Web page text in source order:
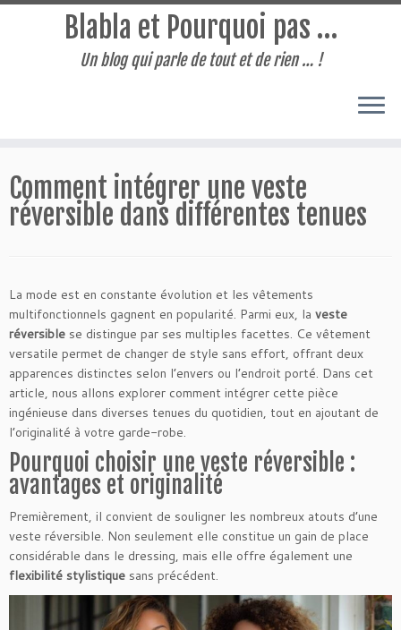
au
contenu
Blabla et Pourquoi pas …
Un blog qui parle de tout et de rien … !
Comment intégrer une veste
réversible dans différentes tenues
La mode est en constante évolution et les vêtements
multifonctionnels gagnent en popularité. Parmi eux, la veste
réversible se distingue par ses multiples facettes. Ce vêtement
versatile permet de changer de style sans effort, offrant deux
apparences distinctes selon l’envers ou l’endroit porté. Dans cet
article, nous allons explorer comment intégrer cette pièce
ingénieuse dans diverses tenues du quotidien, tout en ajoutant de
l’originalité à votre garde-robe.
Pourquoi choisir une veste réversible :
avantages et originalité
Premièrement, il convient de souligner les nombreux atouts d’une
veste réversible. Non seulement elle constitue un gain de place
considérable dans le dressing, mais elle offre également une
flexibilité stylistique sans précédent.